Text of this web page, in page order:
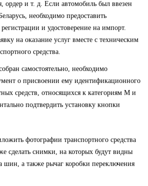
ордер и т. д. Если автомобиль был ввезен
необходимо предоставить
регистрации и удостоверение на импорт.
на оказание услуг вместе с техническим
средства.
самостоятельно, необходимо
о присвоении ему идентификационного
средств, относящихся к категориям M и
подтвердить установку кнопки
фотографии транспортного средства
сделать снимки, на которых будут видны
шин, а также рычаг коробки переключения